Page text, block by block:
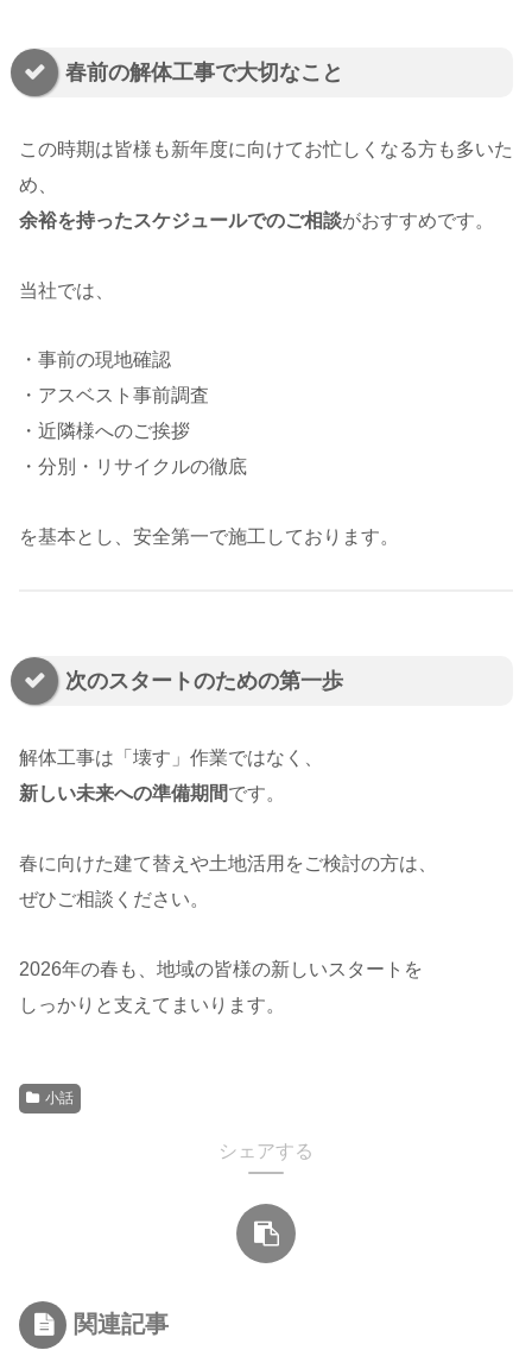
春前の解体工事で大切なこと
この時期は皆様も新年度に向けてお忙しくなる方も多いた
め、
余裕を持ったスケジュールでのご相談がおすすめです。
当社では、
・事前の現地確認
・アスベスト事前調査
・近隣様へのご挨拶
・分別・リサイクルの徹底
を基本とし、安全第一で施工しております。
次のスタートのための第一歩
解体工事は「壊す」作業ではなく、
新しい未来への準備期間です。
春に向けた建て替えや土地活用をご検討の方は、
ぜひご相談ください。
2026年の春も、地域の皆様の新しいスタートを
しっかりと支えてまいります。
小話
シェアする
関連記事